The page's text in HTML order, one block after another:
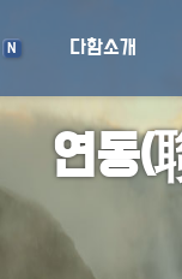
N 다함소개
연동(